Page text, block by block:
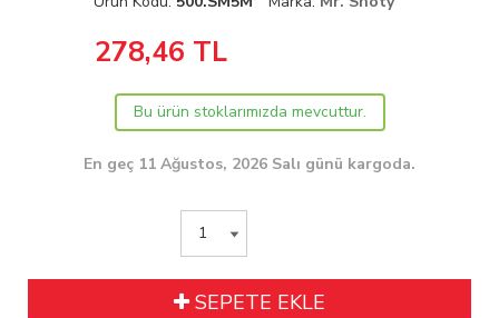
278,46 TL
Bu ürün stoklarımızda mevcuttur.
En geç 11 Ağustos, 2026 Salı günü kargoda.
SEPETE EKLE